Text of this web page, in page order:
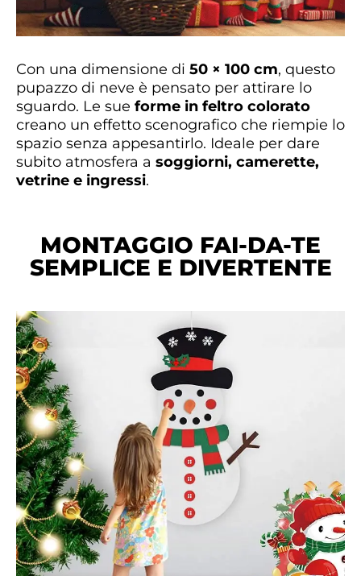
Con una dimensione di 50 × 100 cm, questo
pupazzo di neve è pensato per attirare lo
sguardo. Le sue forme in feltro colorato
creano un effetto scenografico che riempie lo
spazio senza appesantirlo. Ideale per dare
subito atmosfera a soggiorni, camerette,
vetrine e ingressi.
MONTAGGIO FAI-DA-TE
SEMPLICE E DIVERTENTE